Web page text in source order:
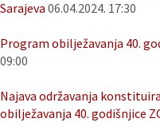
Sarajeva 06.04.2024. 17:30
Program obilježavanja 40.
09:00
Najava održavanja
obilježavanja 40. godišnjice